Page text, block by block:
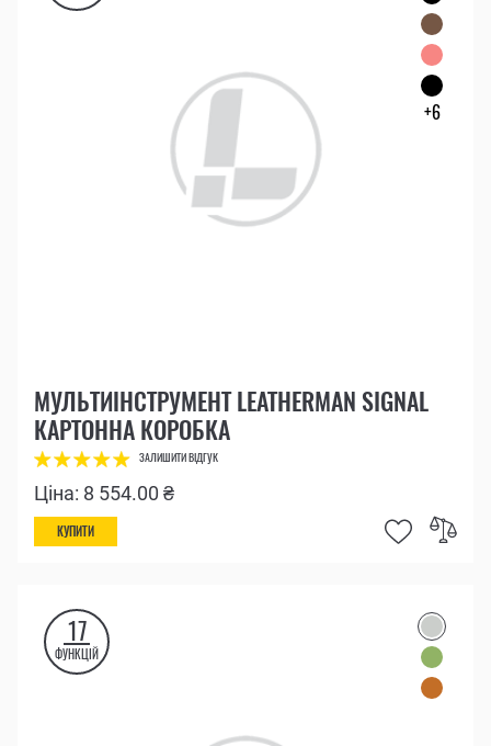
+6
МУЛЬТИІНСТРУМЕНТ LEATHERMAN SIGNAL
КАРТОННА КОРОБКА
ЗАЛИШИТИ ВІДГУК
Ціна: 8 554.00 ₴
КУПИТИ
17
ФУНКЦІЙ